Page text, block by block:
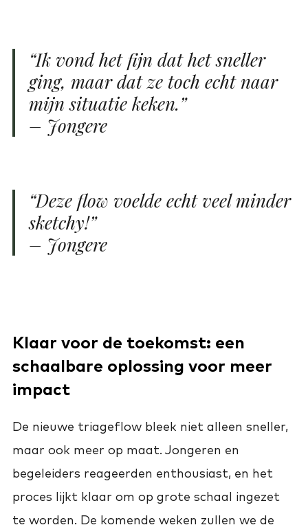
“Ik vond het fijn dat het sneller
ging, maar dat ze toch echt naar
mijn situatie keken.”
– Jongere
“Deze flow voelde echt veel minder
sketchy!”
– Jongere
Klaar voor de toekomst: een
schaalbare oplossing voor meer
impact
De nieuwe triageflow bleek niet alleen sneller,
maar ook meer op maat. Jongeren en
begeleiders reageerden enthousiast, en het
proces lijkt klaar om op grote schaal ingezet
te worden. De komende weken zullen we de